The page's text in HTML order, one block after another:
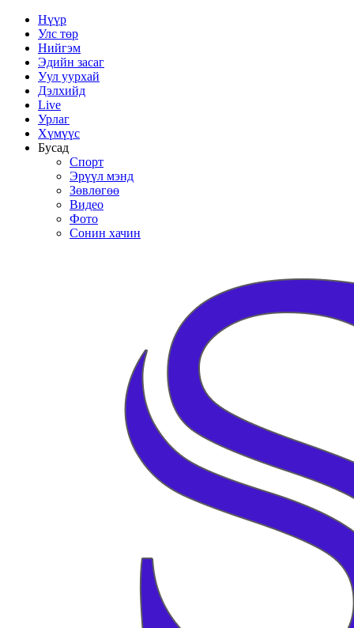
Нүүр
Улс төр
Нийгэм
Эдийн засаг
Уул уурхай
Дэлхийд
Live
Урлаг
Хүмүүс
Бусад
Спорт
Эрүүл мэнд
Зөвлөгөө
Видео
Фото
Сонин хачин